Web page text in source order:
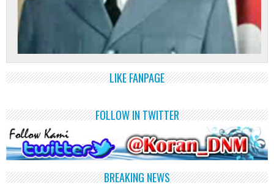
LIKE FANPAGE
FOLLOW IN TWITTER
BREAKING NEWS